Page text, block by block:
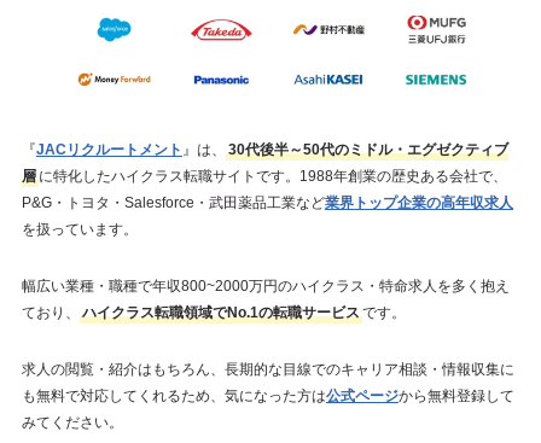
『JACリクルートメント 』は、
30代後半～50代のミドル・エグゼクティブ
層に特化したハイクラス転職サイトです。1988年創業の歴史ある会社で、
P&G・トヨタ・Salesforce・武田薬品工業など業界トップ企業の高年収求人
を扱っています。
幅広い業種・職種で年収800~2000万円のハイクラス・特命求人を多く抱え
ており、
ハイクラス転職領域でNo.1の転職サービスです。
求人の閲覧・紹介はもちろん、長期的な目線でのキャリア相談・情報収集に
も無料で対応してくれるため、気になった方は公式ページから無料登録して
みてください。